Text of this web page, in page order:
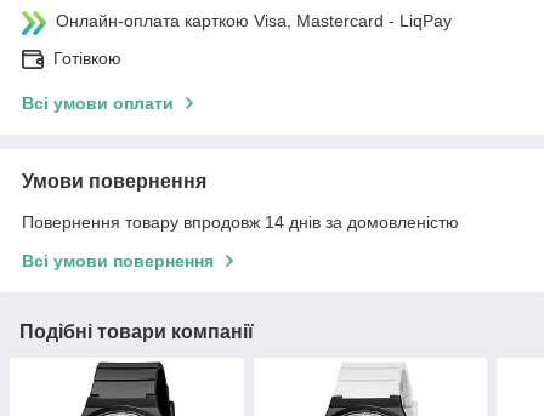
Онлайн-оплата карткою Visa, Mastercard - LiqPay
Готівкою
Всі умови оплати
Умови повернення
Повернення товару впродовж 14 днів за домовленістю
Всі умови повернення
Подібні товари компанії